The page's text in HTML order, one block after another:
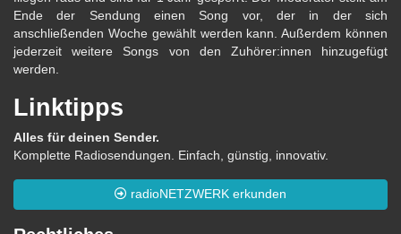
Ende der Sendung einen Song vor, der in der sich
anschließenden Woche gewählt werden kann. Außerdem können
jederzeit weitere Songs von den Zuhörer:innen hinzugefügt
werden.
Linktipps
Alles für deinen Sender.
Komplette Radiosendungen. Einfach, günstig, innovativ.
radioNETZWERK erkunden